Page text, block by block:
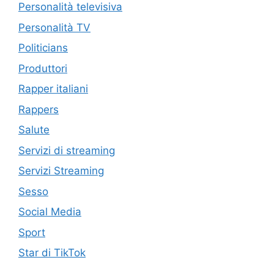
Personalità televisiva
Personalità TV
Politicians
Produttori
Rapper italiani
Rappers
Salute
Servizi di streaming
Servizi Streaming
Sesso
Social Media
Sport
Star di TikTok